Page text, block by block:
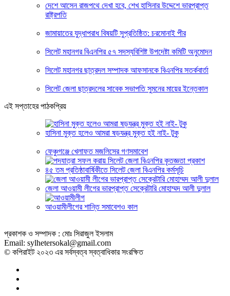
দেশে আসেন রাজপথে দেখা হবে, শেখ হাসিনার উদ্দেশে ভারপ্রাপ্ত
রাষ্ট্রপতি
জামায়াতের যুদ্ধাপরাধ বিষয়টি সুপ্রতিষ্ঠিত: চরমোনাই পীর
সিলেট মহানগর বিএনপির ৫৭ সদস্যবিশিষ্ট উপদেষ্টা কমিটি অনুমোদন
সিলেট মহানগর ছাত্রদল সম্পাদক আফসানকে বিএনপির সতর্কবার্তা
সিলেট জেলা ছাত্রদলের সাবেক সভাপতি সুমনের মায়ের ইন্তেকাল
এই সপ্তাহের পাঠকপ্রিয়
হাসিনা মুক্ত হলেও আমরা ষড়যন্ত্র মুক্ত হই নাই- টুকু
ফেঞ্চুগঞ্জে খেলাফত মজলিসের গণসমাবেশ
৪৫ তম প্রতিষ্ঠাবার্ষিকীতে সিলেট জেলা বিএনপির কর্মসূচি
জেলা আওয়ামী লীগের ভারপ্রাপ্ত সেক্রেটারি মোহাম্মদ আলী দুলাল
আওয়ামীলীগের শান্তি সমাবেশও কাল
প্রকাশক ও সম্পাদক : মোঃ সিরাজুল ইসলাম
Email: sylhetersokal@gmail.com
© কপিরাইট ২০২৩ এর সর্বস্বত্ব স্বত্বাধিকার সংরক্ষিত